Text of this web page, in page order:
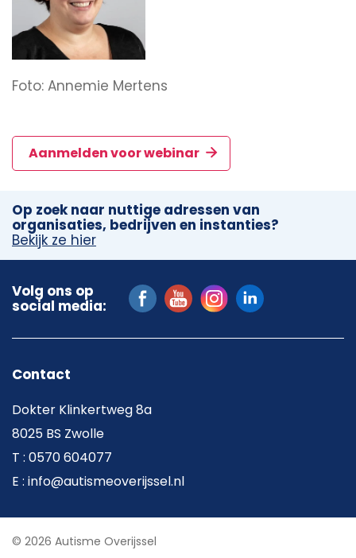
Foto: Annemie Mertens
Aanmelden voor webinar
Op zoek naar nuttige adressen van
organisaties, bedrijven en instanties?
Bekijk ze hier
Volg ons op
social media:
Contact
Dokter Klinkertweg 8a
8025 BS Zwolle
T : 0570 604077
E : info@autismeoverijssel.nl
© 2026 Autisme Overijssel